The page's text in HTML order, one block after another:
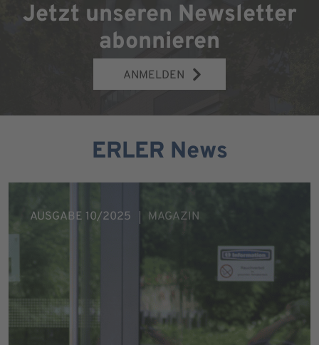
Jetzt unseren Newsletter
abonnieren
ANMELDEN
ERLER News
AUSGABE 10/2025 MAGAZIN